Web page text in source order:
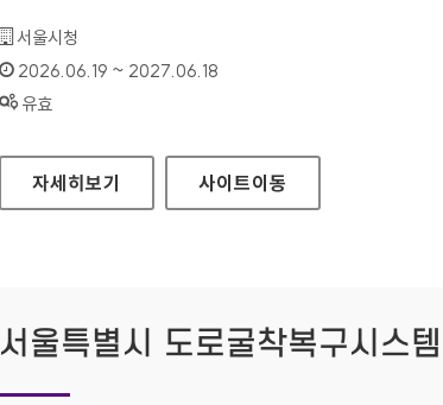
기관명 :
서울시청
인증기간 :
2026.06.19 ~ 2027.06.18
상태 :
유효
서울안전누리
자세히보기 사이트이동
서울특별시 도로굴착복구시스템